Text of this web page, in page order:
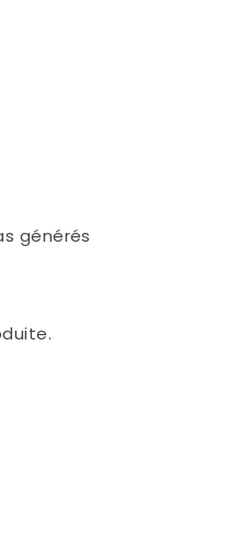
générés